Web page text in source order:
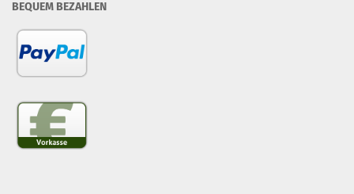
BEQUEM BEZAHLEN